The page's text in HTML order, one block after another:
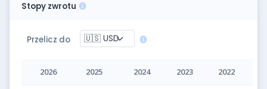
Stopy zwrotu
Przelicz do
2026 2025 2024 2023 2022